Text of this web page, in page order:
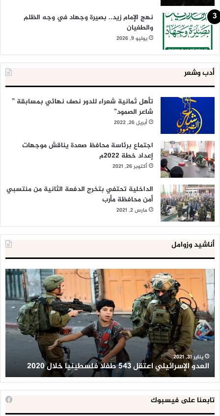
نهج الإمام زيد.. بصيرة وجهاد في وجه الظلم
والطغيان
يوليو 9, 2026
أدب وشعر
تأهل ثمانية شعراء للدور نصف نهائي بمسابقة ”
شاعر الصمود”
أبريل 26, 2022
اجتماع برئاسة محافظ صعدة يناقش موجهات
إعداد خطة 2022م
أكتوبر 26, 2021
الداخلية تحتفي بتخرج الدفعة الثانية من منتسبي
أمن محافظة مأرب
مارس 2, 2021
أناشيد وزوامل
العدو
الإسرائيلي
اعتقل
543
طفلا
فلسطينيا
خلال
2020
يناير 31, 2021
العدو الإسرائيلي اعتقل 543 طفلا فلسطينيا خلال 2020
تابعنا على فيسبوك